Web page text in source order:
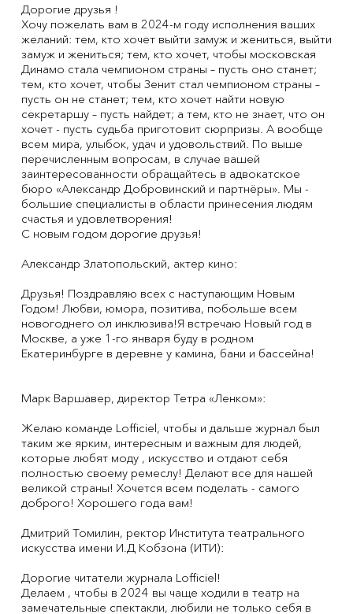
Дорогие друзья !
Хочу пожелать вам в 2024-м году исполнения ваших
желаний: тем, кто хочет выйти замуж и жениться, выйти
замуж и жениться; тем, кто хочет, чтобы московская
Динамо стала чемпионом страны – пусть оно станет;
тем, кто хочет, чтобы Зенит стал чемпионом страны –
пусть он не станет; тем, кто хочет найти новую
секретаршу – пусть найдет; а тем, кто не знает, что он
хочет - пусть судьба приготовит сюрпризы. А вообще
всем мира, улыбок, удач и удовольствий. По выше
перечисленным вопросам, в случае вашей
заинтересованности обращайтесь в адвокатское
бюро «Александр Добровинский и партнёры». Мы -
большие специалисты в области принесения людям
счастья и удовлетворения!
С новым годом дорогие друзья!
Александр Златопольский, актер кино:
Друзья! Поздравляю всех с наступающим Новым
Годом! Любви, юмора, позитива, побольше всем
новогоднего ол инклюзива!Я встречаю Новый год в
Москве, а уже 1-го января буду в родном
Екатеринбурге в деревне у камина, бани и бассейна!
Марк Варшавер, директор Тетра «Ленком»:
Желаю команде Lofficiel, чтобы и дальше журнал был
таким же ярким, интересным и важным для людей,
которые любят моду , искусство и отдают себя
полностью своему ремеслу! Делают все для нашей
великой страны! Хочется всем поделать - самого
доброго! Хорошего года вам!
Дмитрий Томилин, ректор Института театрального
искусства имени И.Д Кобзона (ИТИ):
Дорогие читатели журнала Lofficiel!
Делаем , чтобы в 2024 вы чаще ходили в театр на
замечательные спектакли, любили не только себя в